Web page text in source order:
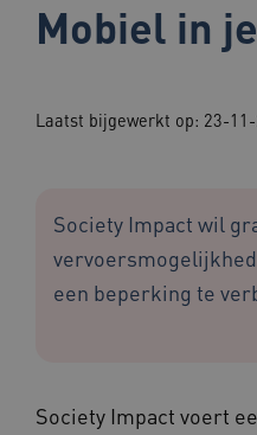
Mobiel in
Laatst bijgewerkt op: 23-
Society Impact wil
een beperking te
Society Impact voert